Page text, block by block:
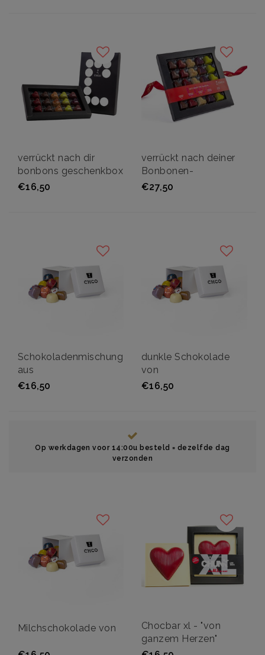
verrückt nach dir
bonbons geschenkbox
€16,50
verrückt nach deiner
Bonbonen-
Sammelbox
€27,50
Schokoladenmischung
aus
€16,50
dunkle Schokolade
von
€16,50
Op werkdagen voor 14:00u besteld = dezelfde dag
verzonden
Milchschokolade von
Chocbar xl - "von
ganzem Herzen"